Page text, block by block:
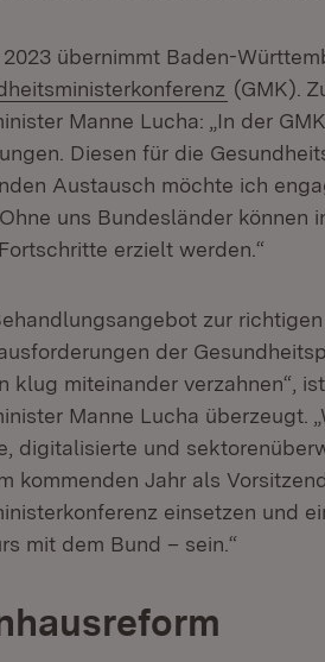
2023 übernimmt Baden-
(Öffnet
(GMK).
Manne Lucha: „In der
Diesen für die
Austausch möchte ich
uns Bundesländer können
erzielt werden.“
zur
der
klug miteinander verzahnen“,
Manne Lucha überzeugt.
digitalisierte und
kommenden Jahr als
einsetzen und
mit dem Bund – sein.“